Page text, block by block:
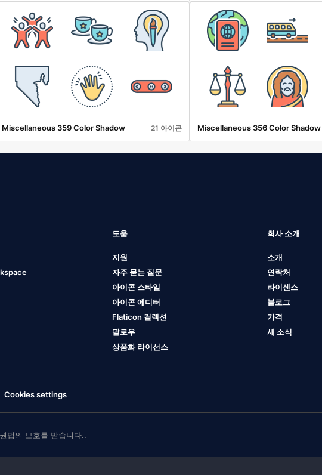
Miscellaneous 359 Color Shadow 21 아이콘 Miscellaneous 356 Color Shadow
도움
지원
자주 묻는 질문
아이콘 스타일
아이콘 에디터
Flaticon 컬렉션
팔로우
상품화 라이선스
회사 소개
소개
연락처
라이센스
블로그
가격
새 소식
Cookies settings
의 보호를 받습니다..